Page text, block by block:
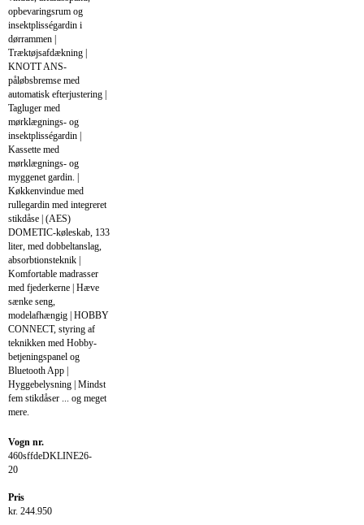
opbevaringsrum og
insektplisségardin i
dørrammen |
Træktøjsafdækning |
KNOTT ANS-
påløbsbremse med
automatisk efterjustering |
Tagluger med
mørklægnings- og
insektplisségardin |
Kassette med
mørklægnings- og
myggenet gardin. |
Køkkenvindue med
rullegardin med integreret
stikdåse | (AES)
DOMETIC-køleskab, 133
liter, med dobbeltanslag,
absorbtionsteknik |
Komfortable madrasser
med fjederkerne | Hæve
sænke seng,
modelafhængig | HOBBY
CONNECT, styring af
teknikken med Hobby-
betjeningspanel og
Bluetooth App |
Hyggebelysning | Mindst
fem stikdåser ... og meget
mere.
Vogn nr.
460sffdeDKLINE26-
20
Pris
kr. 244.950